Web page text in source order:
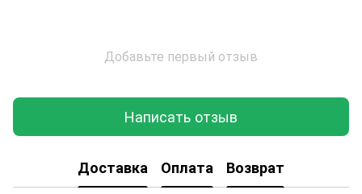
Добавьте первый отзыв
Написать отзыв
Доставка Оплата Возврат